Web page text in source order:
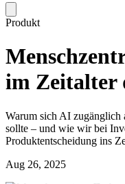
Produkt
im Zeitalter
Warum sich AI zugänglich
sollte – und wie wir bei
Produktentscheidung ins
Aug 26, 2025